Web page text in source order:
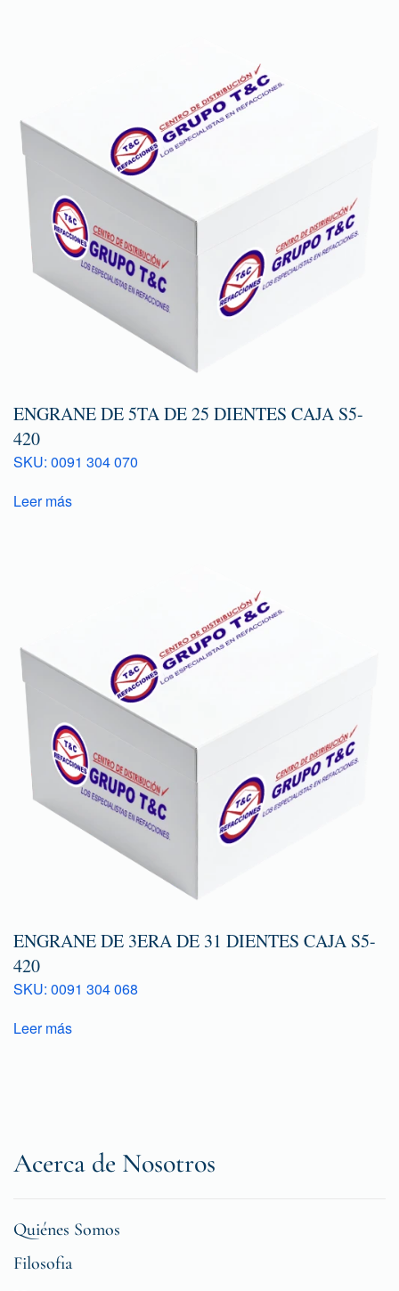
ENGRANE DE 5TA DE 25 DIENTES CAJA S5-
420
SKU: 0091 304 070
Leer más
ENGRANE DE 3ERA DE 31 DIENTES CAJA S5-
420
SKU: 0091 304 068
Leer más
Acerca de Nosotros
Quiénes Somos
Filosofia